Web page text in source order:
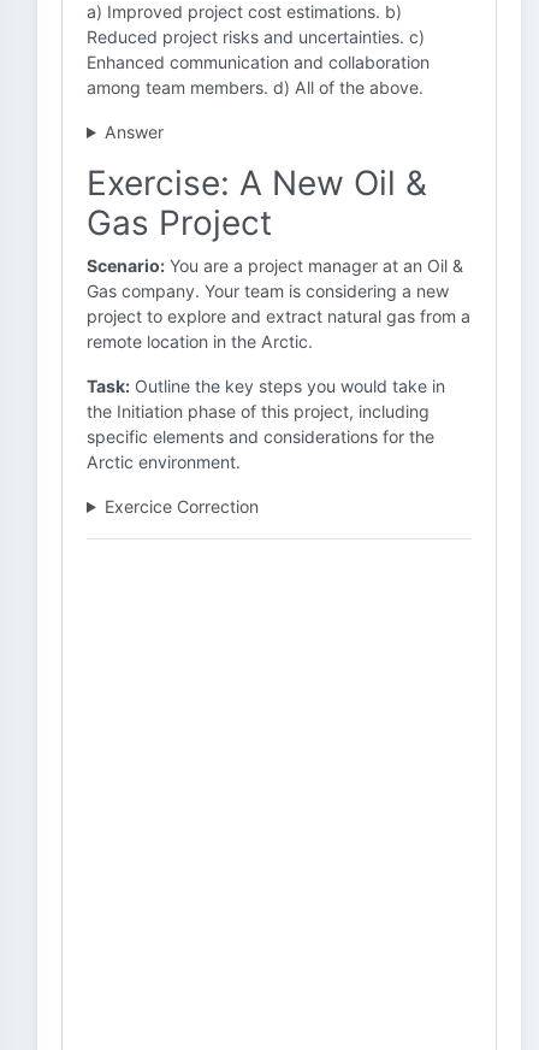
a) Improved project cost estimations. b)
Reduced project risks and uncertainties. c)
Enhanced communication and collaboration
among team members. d) All of the above.
Answer
Exercise: A New Oil &
Gas Project
Scenario: You are a project manager at an Oil &
Gas company. Your team is considering a new
project to explore and extract natural gas from a
remote location in the Arctic.
Task: Outline the key steps you would take in
the Initiation phase of this project, including
specific elements and considerations for the
Arctic environment.
Exercice Correction